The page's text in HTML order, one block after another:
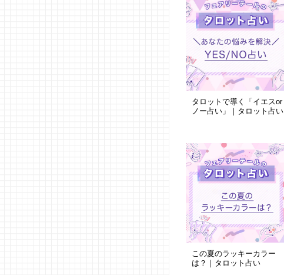
タロットで導く「イエスor
ノー占い」｜タロット占い
この夏のラッキーカラー
は？｜タロット占い